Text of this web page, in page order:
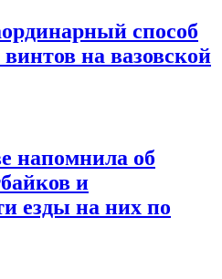
способ
на вазовской
напомнила об
и
езды на них по